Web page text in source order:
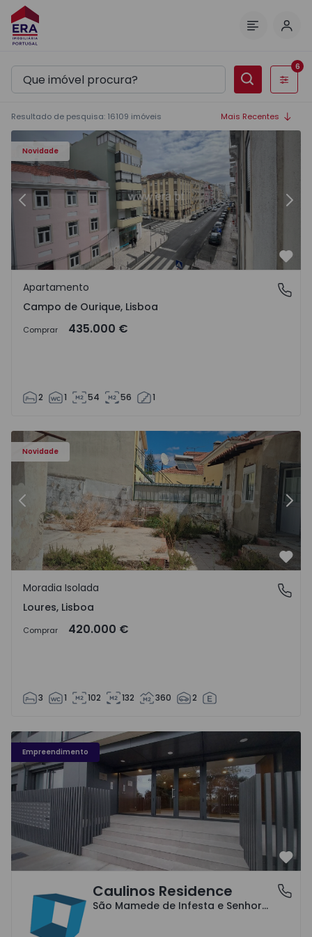
Filtros
6
Resultado de pesquisa: 16109 imóveis Mais Recentes
Novidade
- 1Apartamento T2 Lisboa, Campo de Ourique - 1574913 - 2
Anterior
Campo de Ourique, Lisboa
Apartamento
Campo de Ourique, Lisboa
Comprar 435.000 €
2 1 54 56 1
Novidade
Moradia Isolada T3 Loures - 1574853 - 19
Anterior
Loures, Lisboa
Moradia Isolada
Loures, Lisboa
Comprar 420.000 €
3 1 102 132 360 2
Empreendimento
Caulinos Residence - 1
São Mamede de Infesta e Senhora da Hora, Porto
Caulinos Residence
São Mamede de Infesta e Senhora da Hora, Porto